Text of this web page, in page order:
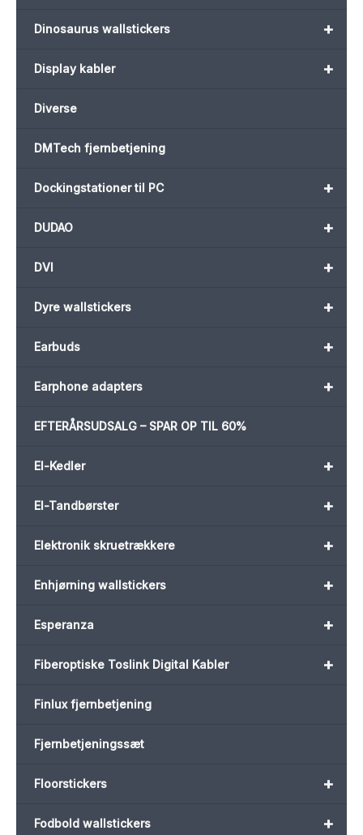
+
Dinosaurus wallstickers
+
Display kabler
Diverse
DMTech fjernbetjening
+
Dockingstationer til PC
+
DUDAO
+
DVI
+
Dyre wallstickers
+
Earbuds
+
Earphone adapters
EFTERÅRSUDSALG – SPAR OP TIL 60%
+
El-Kedler
+
El-Tandbørster
+
Elektronik skruetrækkere
+
Enhjørning wallstickers
+
Esperanza
+
Fiberoptiske Toslink Digital Kabler
Finlux fjernbetjening
Fjernbetjeningssæt
+
Floorstickers
+
Fodbold wallstickers